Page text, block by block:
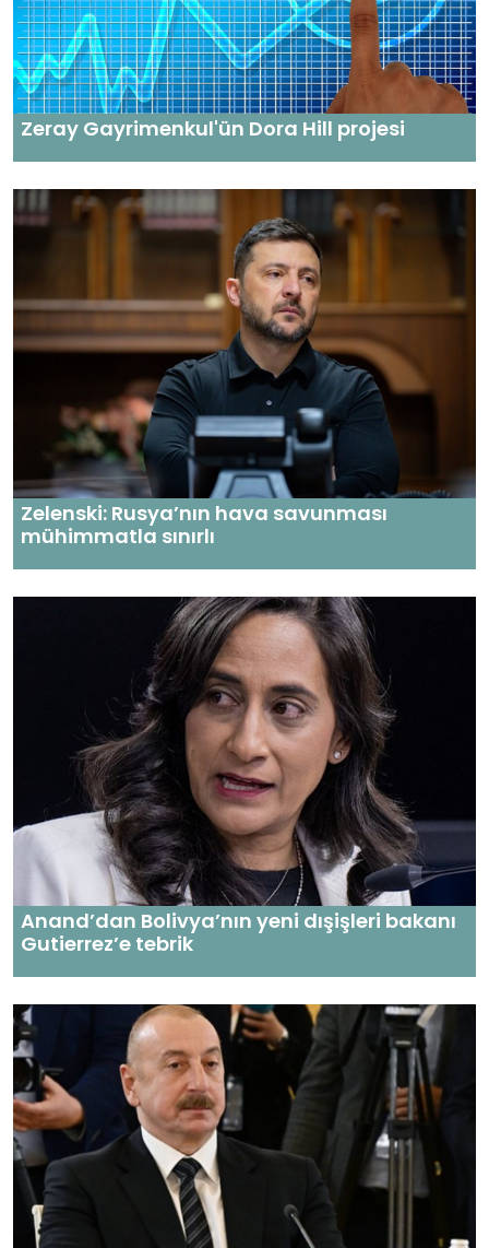
Zeray Gayrimenkul'ün Dora Hill projesi
Zelenski: Rusya’nın hava savunması
mühimmatla sınırlı
Anand’dan Bolivya’nın yeni dışişleri bakanı
Gutierrez’e tebrik